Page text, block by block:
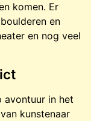
komen. Er
en
en nog veel
avontuur in het
van kunstenaar